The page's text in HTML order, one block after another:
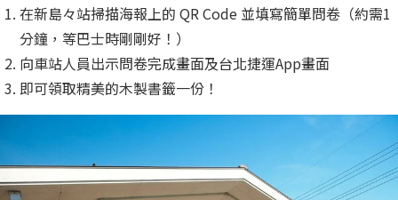
在新島々站掃描海報上的 QR Code 並填寫簡單問卷（約需1
分鐘，等巴士時剛剛好！）
向車站人員出示問卷完成畫面及台北捷運App畫面
即可領取精美的木製書籤一份！